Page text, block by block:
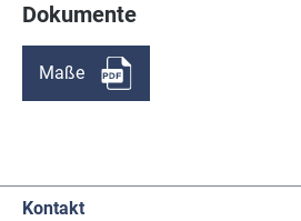
Dokumente
Maße
Kontakt